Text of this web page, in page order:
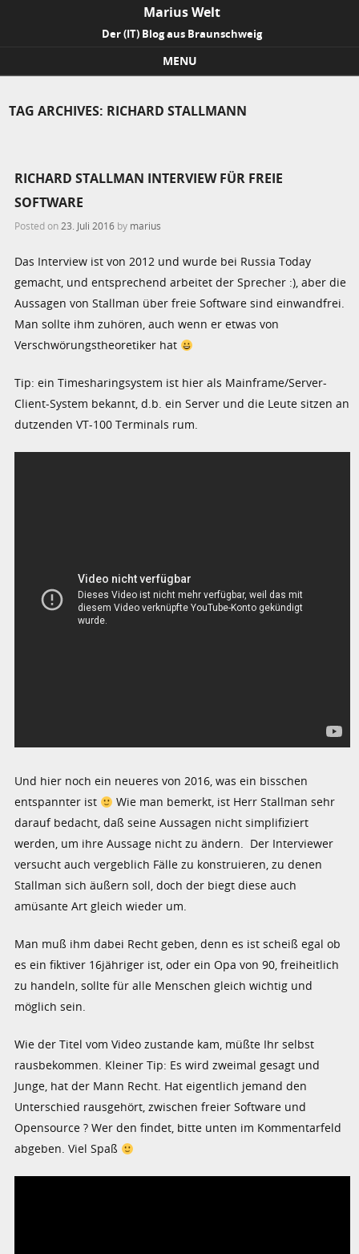
Marius Welt
Der (IT) Blog aus Braunschweig
MENU
TAG ARCHIVES: RICHARD STALLMANN
RICHARD STALLMAN INTERVIEW FÜR FREIE
SOFTWARE
Posted on 23. Juli 2016 by marius
Das Interview ist von 2012 und wurde bei Russia Today
gemacht, und entsprechend arbeitet der Sprecher :), aber die
Aussagen von Stallman über freie Software sind einwandfrei.
Man sollte ihm zuhören, auch wenn er etwas von
Verschwörungstheoretiker hat
Tip: ein Timesharingsystem ist hier als Mainframe/Server-
Client-System bekannt, d.b. ein Server und die Leute sitzen an
dutzenden VT-100 Terminals rum.
Und hier noch ein neueres von 2016, was ein bisschen
entspannter ist
Wie man bemerkt, ist Herr Stallman sehr
darauf bedacht, daß seine Aussagen nicht simplifiziert
werden, um ihre Aussage nicht zu ändern. Der Interviewer
versucht auch vergeblich Fälle zu konstruieren, zu denen
Stallman sich äußern soll, doch der biegt diese auch
amüsante Art gleich wieder um.
Man muß ihm dabei Recht geben, denn es ist scheiß egal ob
es ein fiktiver 16jähriger ist, oder ein Opa von 90, freiheitlich
zu handeln, sollte für alle Menschen gleich wichtig und
möglich sein.
Wie der Titel vom Video zustande kam, müßte Ihr selbst
rausbekommen. Kleiner Tip: Es wird zweimal gesagt und
Junge, hat der Mann Recht. Hat eigentlich jemand den
Unterschied rausgehört, zwischen freier Software und
Opensource ? Wer den findet, bitte unten im Kommentarfeld
abgeben. Viel Spaß